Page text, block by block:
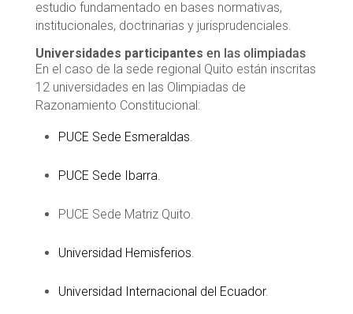
estudio fundamentado en bases normativas,
institucionales, doctrinarias y jurisprudenciales.
Universidades participantes en las olimpiadas
En el caso de la sede regional Quito están inscritas
12 universidades en las Olimpiadas de
Razonamiento Constitucional:
PUCE Sede Esmeraldas
PUCE Sede Ibarra.
PUCE Sede Matriz Quito.
Universidad Hemisferios
Universidad Internacional del Ecuador.